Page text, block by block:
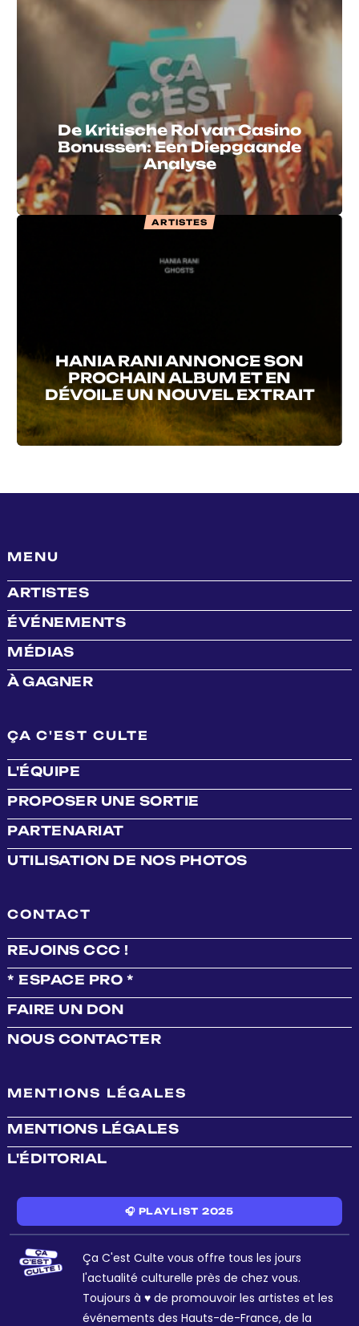
De Kritische Rol van Casino
Bonussen: Een Diepgaande
Analyse
ARTISTES
HANIA RANI ANNONCE SON
PROCHAIN ALBUM ET EN
DÉVOILE UN NOUVEL EXTRAIT
MENU
ARTISTES
ÉVÉNEMENTS
MÉDIAS
À GAGNER
ÇA C'EST CULTE
L'ÉQUIPE
PROPOSER UNE SORTIE
PARTENARIAT
UTILISATION DE NOS PHOTOS
CONTACT
REJOINS CCC !
* ESPACE PRO *
FAIRE UN DON
NOUS CONTACTER
MENTIONS LÉGALES
MENTIONS LÉGALES
L'ÉDITORIAL
🎧 PLAYLIST 2025
Ça C'est Culte vous offre tous les jours
l'actualité culturelle près de chez vous.
Toujours à ♥ de promouvoir les artistes et les
événements des Hauts-de-France, de la